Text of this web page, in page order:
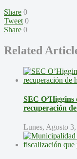
Share 0
Tweet 0
Share 0
Related
SEC O’Higgins
recuperación
Lunes, Agosto